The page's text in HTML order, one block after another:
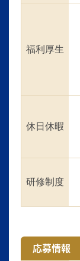
福利厚生
休日休暇
研修制度
応募情報